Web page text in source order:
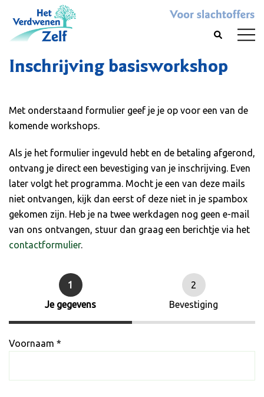
content
Search
menu
Inschrijving basisworkshop
Met onderstaand formulier geef je je op voor een van de
komende workshops.
Als je het formulier ingevuld hebt en de betaling afgerond,
ontvang je direct een bevestiging van je inschrijving. Even
later volgt het programma. Mocht je een van deze mails
niet ontvangen, kijk dan eerst of deze niet in je spambox
gekomen zijn. Heb je na twee werkdagen nog geen e-mail
van ons ontvangen, stuur dan graag een berichtje via het
contactformulier.
1
Je gegevens
2
Bevestiging
Voornaam *